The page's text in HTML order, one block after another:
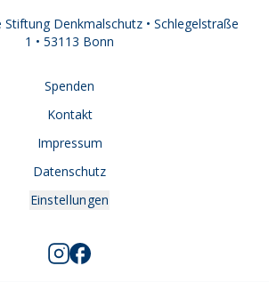
Denkmalschutz • Schlegelstraße
1 • 53113 Bonn
Spenden
Kontakt
Impressum
Datenschutz
Einstellungen